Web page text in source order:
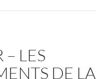
– LES
DE LA